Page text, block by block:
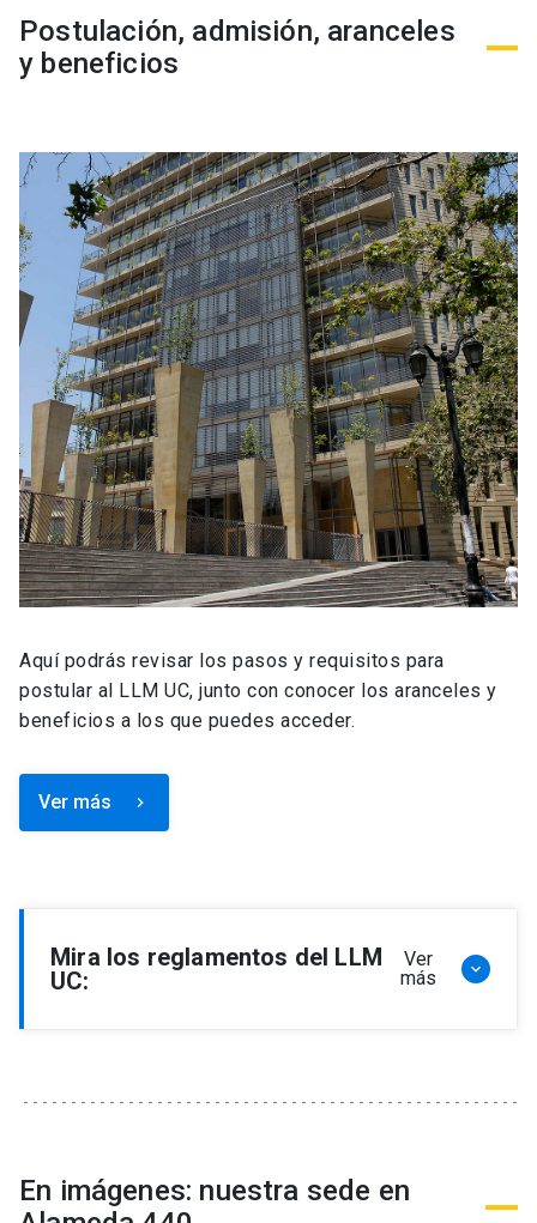
Postulación, admisión, aranceles
y beneficios
Aquí podrás revisar los pasos y requisitos para
postular al LLM UC, junto con conocer los aranceles y
beneficios a los que puedes acceder.
Ver más keyboard_arrow_right
Mira los reglamentos del LLM
UC:
Ver
más
keyboard_arrow_down
Reglamento de Becas y Descuentos Programa
de Magíster en Derecho, LLM
En imágenes: nuestra sede en